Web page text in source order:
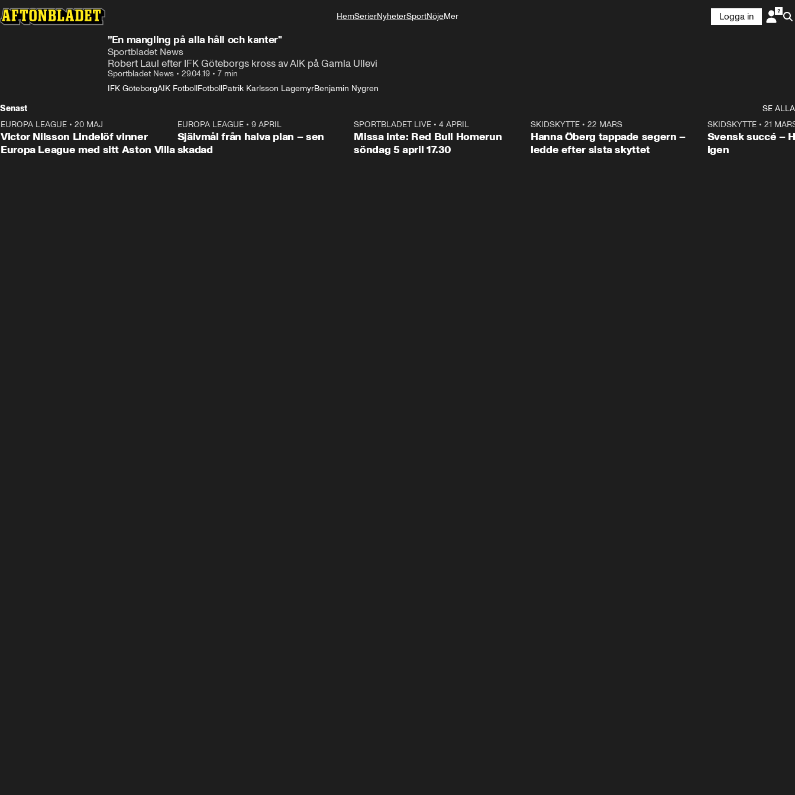
HemSerierNyheterSportNöjeMer
Logga in
”En mangling på alla håll och kanter"
Sportbladet News
Robert Laul efter IFK Göteborgs kross av AIK på Gamla Ullevi
Sportbladet News • 29.04.19 • 7 min
IFK GöteborgAIK FotbollFotbollPatrik Karlsson LagemyrBenjamin Nygren
Senast
SE ALLA
EUROPA LEAGUE • 20 MAJ
Victor Nilsson Lindelöf vinner
Europa League med sitt Aston Villa
1:03
EUROPA LEAGUE• 9 APRIL
Självmål från halva plan – sen
skadad
SPORTBLADET LIVE •4 APRIL
Missa inte: Red Bull Homerun
söndag 5 april 17.30
SKIDSKYTTE• 22 MARS
Hanna Öberg tappade segern –
ledde efter sista skyttet
SKIDSKYTTE• 21
Svensk succé –
igen